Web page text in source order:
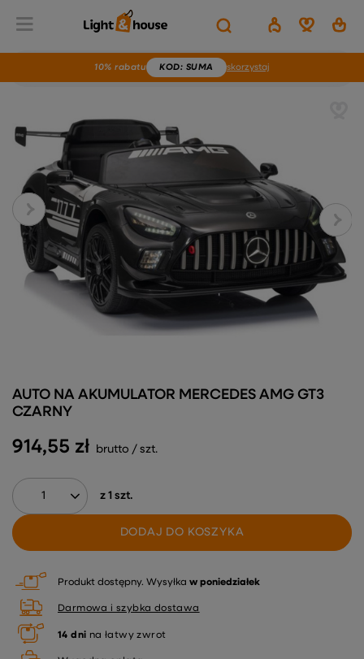
10% rabatu KOD: SUMA skorzystaj
914,55 zł brutto / szt.
z 1 szt.
DODAJ DO KOSZYKA
AUTO NA AKUMULATOR MERCEDES AMG GT3
CZARNY
Produkt dostępny Wysyłka w poniedziałek
Darmowa i szybka dostawa
14 dni na łatwy zwrot